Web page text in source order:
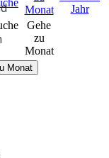
Gehe
zu
Monat
Monat